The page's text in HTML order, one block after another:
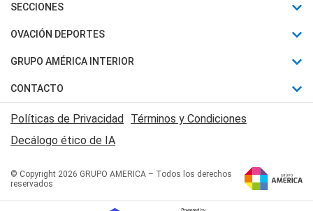
Últimas Noticias
Política
Judiciales
Economia
SECCIONES
Horóscopo
Motores
Trucos caseros
Series y Películas
Edictos y Solicitadas
OVACIÓN DEPORTES
Fútbol
Mundial
Automovilismo
Rugby
Básquet
GRUPO AMÉRICA INTERIOR
Canal 7 en Vivo
San Juan 8
CONTACTO
Acerca de Nosotros
Contactanos
Políticas de Privacidad Términos y Condiciones
Decálogo ético de IA
© Copyright 2026 GRUPO AMERICA – Todos los derechos
reservados